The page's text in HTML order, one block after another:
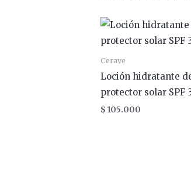
Cerave
Loción hidratante
protector solar SPF
$ 105.000